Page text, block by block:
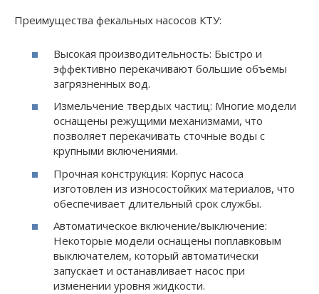
Преимущества фекальных насосов КТУ:
Высокая производительность: Быстро и
эффективно перекачивают большие объемы
загрязненных вод.
Измельчение твердых частиц: Многие модели
оснащены режущими механизмами, что
позволяет перекачивать сточные воды с
крупными включениями.
Прочная конструкция: Корпус насоса
изготовлен из износостойких материалов, что
обеспечивает длительный срок службы.
Автоматическое включение/выключение:
Некоторые модели оснащены поплавковым
выключателем, который автоматически
запускает и останавливает насос при
изменении уровня жидкости.